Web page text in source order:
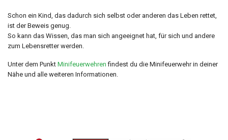
Schon ein Kind, das dadurch sich selbst oder anderen das Leben rettet,
ist der Beweis genug.
So kann das Wissen, das man sich angeeignet hat, für sich und andere
zum Lebensretter werden.
Unter dem Punkt Minifeuerwehren findest du die Minifeuerwehr in deiner
Nähe und alle weiteren Informationen.